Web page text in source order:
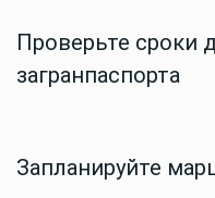
Проверьте сроки
загранпаспорта
Запланируйте